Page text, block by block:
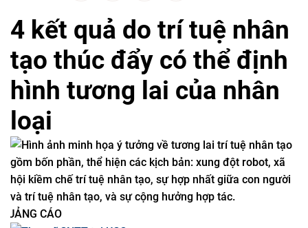
4 kết quả do trí tuệ nhân
tạo thúc đẩy có thể định
hình tương lai của nhân
loại
QUẢNG CÁO